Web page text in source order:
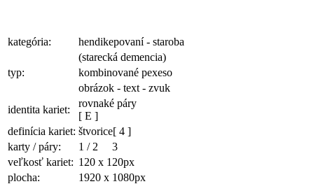
kategória:
hendikepovaní - staroba
(starecká demencia)
typ:
kombinované pexeso
obrázok - text - zvuk
identita kariet:
rovnaké páry
[ E ]
definícia kariet: štvorice[ 4 ]
karty / páry:
1 / 2
3
veľkosť kariet: 120 x 120px
plocha: 1920 x 1080px